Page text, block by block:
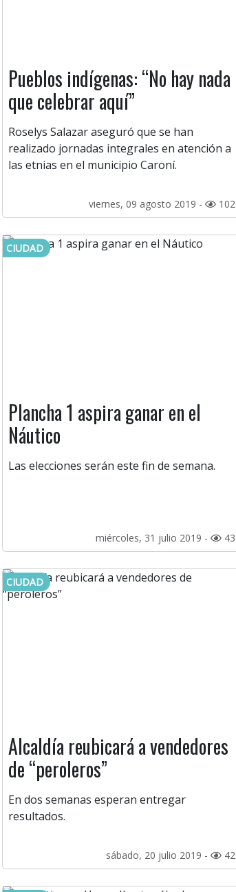
Pueblos indígenas: “No hay nada
que celebrar aquí”
Roselys Salazar aseguró que se han
realizado jornadas integrales en atención a
las etnias en el municipio Caroní.
viernes, 09 agosto 2019 - 102
CIUDAD
Plancha 1 aspira ganar en el
Náutico
Las elecciones serán este fin de semana.
miércoles, 31 julio 2019 - 43
CIUDAD
Alcaldía reubicará a vendedores
de “peroleros”
En dos semanas esperan entregar
resultados.
sábado, 20 julio 2019 - 42